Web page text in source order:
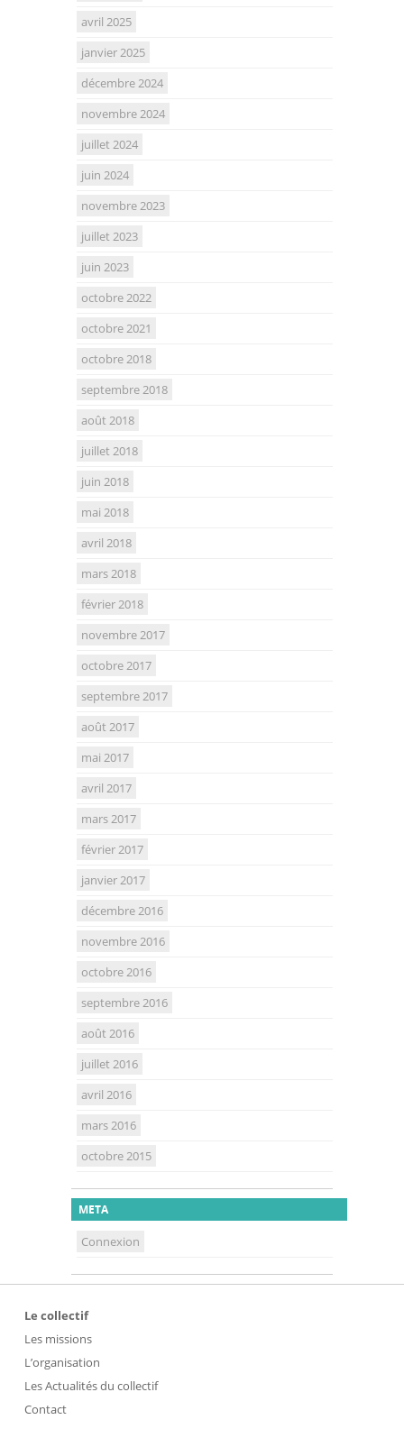
avril 2025
janvier 2025
décembre 2024
novembre 2024
juillet 2024
juin 2024
novembre 2023
juillet 2023
juin 2023
octobre 2022
octobre 2021
octobre 2018
septembre 2018
août 2018
juillet 2018
juin 2018
mai 2018
avril 2018
mars 2018
février 2018
novembre 2017
octobre 2017
septembre 2017
août 2017
mai 2017
avril 2017
mars 2017
février 2017
janvier 2017
décembre 2016
novembre 2016
octobre 2016
septembre 2016
août 2016
juillet 2016
avril 2016
mars 2016
octobre 2015
META
Connexion
Le collectif
Les missions
L’organisation
Les Actualités du collectif
Contact